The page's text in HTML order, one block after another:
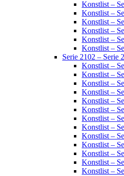
Konstlist –
Konstlist –
Konstlist –
Konstlist –
Konstlist –
Konstlist –
Serie 2102 – Serie
Konstlist –
Konstlist –
Konstlist –
Konstlist –
Konstlist –
Konstlist –
Konstlist –
Konstlist –
Konstlist –
Konstlist –
Konstlist –
Konstlist –
Konstlist –